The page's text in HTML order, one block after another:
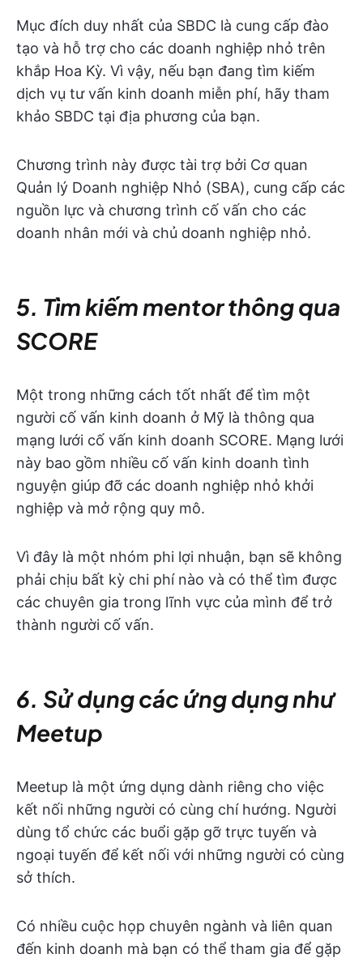
Mục đích duy nhất của SBDC là cung cấp đào
tạo và hỗ trợ cho các doanh nghiệp nhỏ trên
khắp Hoa Kỳ. Vì vậy, nếu bạn đang tìm kiếm
dịch vụ tư vấn kinh doanh miễn phí, hãy tham
khảo SBDC tại địa phương của bạn.
Chương trình này được tài trợ bởi Cơ quan
Quản lý Doanh nghiệp Nhỏ (SBA), cung cấp các
nguồn lực và chương trình cố vấn cho các
doanh nhân mới và chủ doanh nghiệp nhỏ.
5. Tìm kiếm mentor thông qua
SCORE
Một trong những cách tốt nhất để tìm một
người cố vấn kinh doanh ở Mỹ là thông qua
mạng lưới cố vấn kinh doanh SCORE. Mạng lưới
này bao gồm nhiều cố vấn kinh doanh tình
nguyện giúp đỡ các doanh nghiệp nhỏ khởi
nghiệp và mở rộng quy mô.
Vì đây là một nhóm phi lợi nhuận, bạn sẽ không
phải chịu bất kỳ chi phí nào và có thể tìm được
các chuyên gia trong lĩnh vực của mình để trở
thành người cố vấn.
6. Sử dụng các ứng dụng như
Meetup
Meetup là một ứng dụng dành riêng cho việc
kết nối những người có cùng chí hướng. Người
dùng tổ chức các buổi gặp gỡ trực tuyến và
ngoại tuyến để kết nối với những người có cùng
sở thích.
Có nhiều cuộc họp chuyên ngành và liên quan
đến kinh doanh mà bạn có thể tham gia để gặp